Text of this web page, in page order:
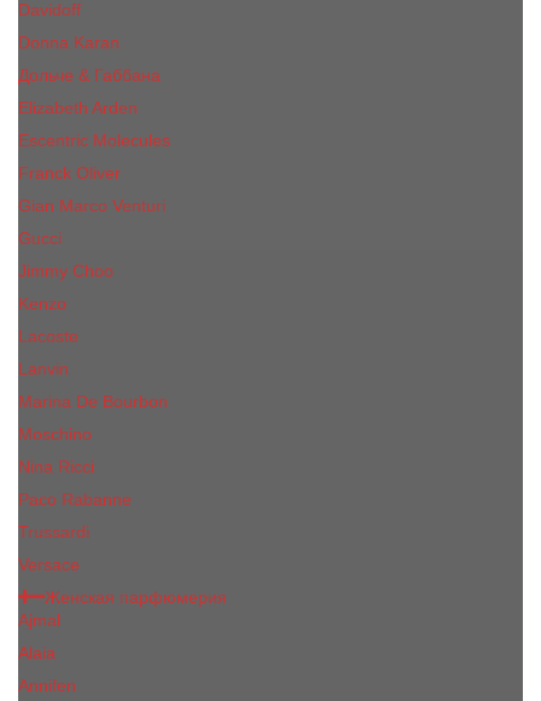
Davidoff
Donna Karan
Дольче & Габбана
Elizabeth Arden
Escentric Molecules
Franck Oliver
Gian Marco Venturi
Gucci
Jimmy Choo
Kenzo
Lacoste
Lanvin
Marina De Bourbon
Moschino
Nina Ricci
Paco Rabanne
Trussardi
Versace
Женская парфюмерия
Ajmal
Alaia
Annifen